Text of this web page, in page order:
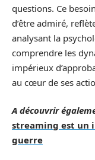
questions. Ce
d’être admiré,
analysant la
comprendre les
impérieux
au cœur de ses
A découvrir
streaming est un
guerre